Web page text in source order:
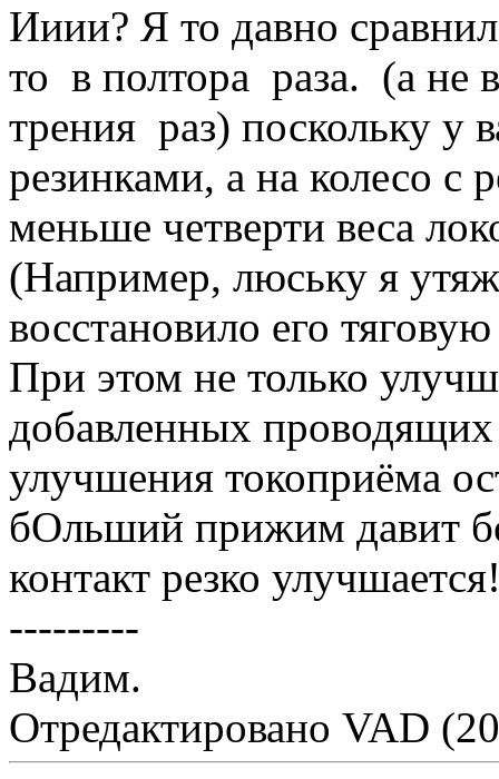
Ииии? Я то давно
то в полтора раза. (а не
трения раз) поскольку у
резинками, а на колесо с
меньше четверти веса
(Например, люську я
восстановило его
При этом не только
добавленных проводящих
улучшения токоприёма
бОльший прижим давит
контакт резко
---------
Вадим.
Отредактировано VAD